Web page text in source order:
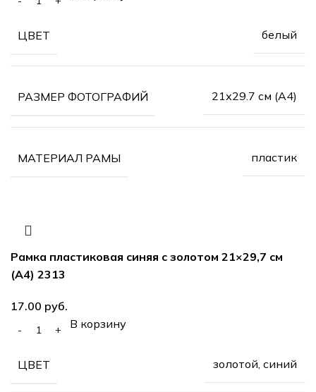
ЦВЕТ белый
РАЗМЕР ФОТОГРАФИЙ 21х29.7 см (А4)
МАТЕРИАЛ РАМЫ пластик
Рамка пластиковая синяя с золотом 21×29,7 см
(А4) 2313
руб.
В корзину
ЦВЕТ золотой, синий